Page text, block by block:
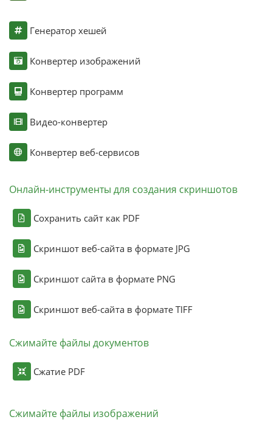
Генератор хешей
Конвертер изображений
Конвертер программ
Видео-конвертер
Конвертер веб-сервисов
Онлайн-инструменты для создания скриншотов
Сохранить сайт как PDF
Скриншот веб-сайта в формате JPG
Скриншот сайта в формате PNG
Скриншот веб-сайта в формате TIFF
Сжимайте файлы документов
Сжатие PDF
Сжимайте файлы изображений